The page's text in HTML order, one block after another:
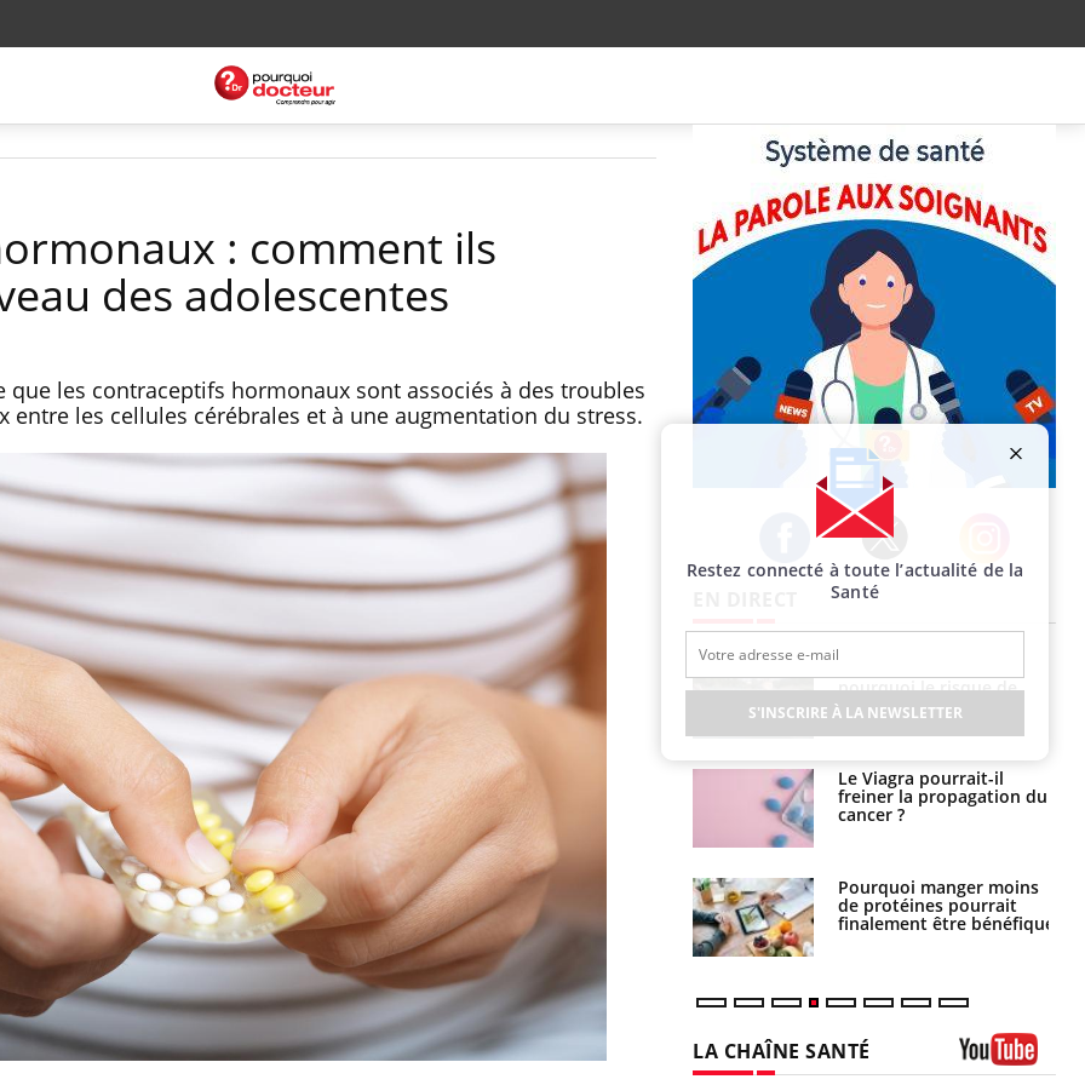
: comment ils
des adolescentes
que les contraceptifs hormonaux sont associés à des troubles
entre les cellules cérébrales et à une augmentation du stress.
Facebook Twitter Instagram
La sieste empêche-t-elle
de dormir la nuit ?
VIH : la fin du comprimé
tous les jours se profile-t-
elle enfin ?
Pourquoi votre ventre
gâche-t-il les premiers
jours de vos vacances ?
pourquoi le risque de
noyade grimpe-t-il ?
Le Viagra pourrait-il
freiner la propagation du
cancer ?
Pourquoi manger moins
de protéines pourrait
finalement être bénéfique
que dit la science
Le smartphone nuit-il à
l'apprentissage de la
lecture ?
Mordue par une tique en
vacances, elle reste dans
le coma pendant 42 jours
LA CHAÎNE SANTÉ
Restez connecté à toute l’actualité de la
Santé
S'INSCRIRE À LA NEWSLETTER